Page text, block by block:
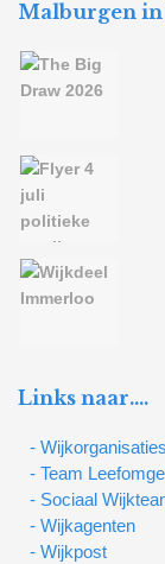
Malburgen in
Links naar….
- Wijkorganisaties
- Team
- Sociaal
- Wijkagenten
- Wijkpost